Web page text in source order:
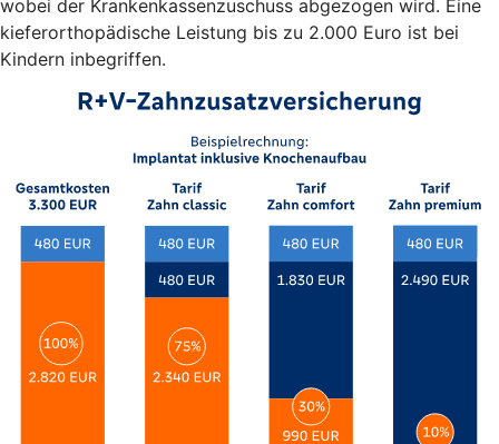
wobei der Krankenkassenzuschuss abgezogen wird. Eine
kieferorthopädische Leistung bis zu 2.000 Euro ist bei
Kindern inbegriffen.